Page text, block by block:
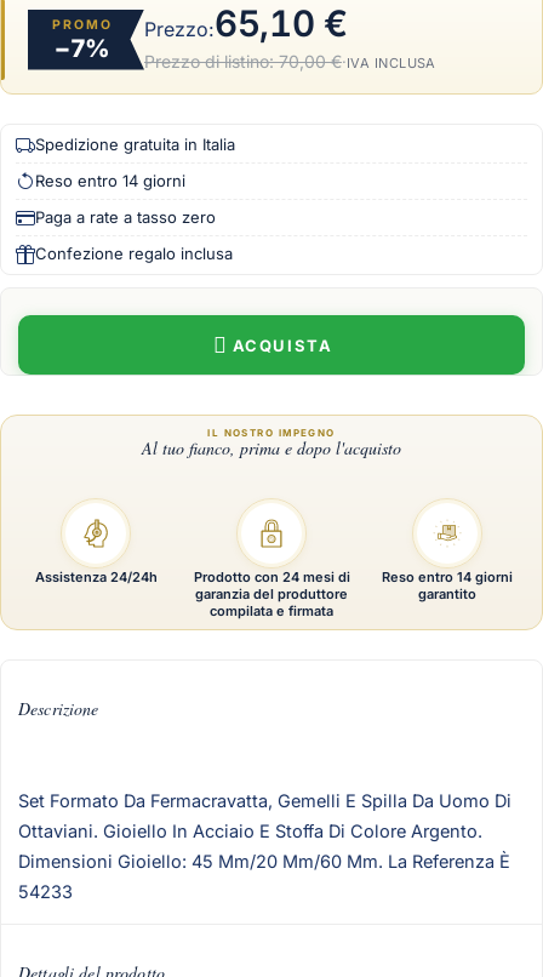
PROMO
−7%
Prezzo:65,10 €
Prezzo di listino:70,00 €·IVA INCLUSA
Spedizione gratuita in Italia
Reso entro 14 giorni
Paga a rate a tasso zero
Confezione regalo inclusa
ACQUISTA
Descrizione
Set Formato Da Fermacravatta, Gemelli E Spilla Da Uomo Di
Ottaviani. Gioiello In Acciaio E Stoffa Di Colore Argento.
Dimensioni Gioiello: 45 Mm/20 Mm/60 Mm. La Referenza È
54233
Assistenza 24/24h
Prodotto con 24 mesi di
garanzia del produttore
compilata e firmata
Reso entro 14 giorni
garantito